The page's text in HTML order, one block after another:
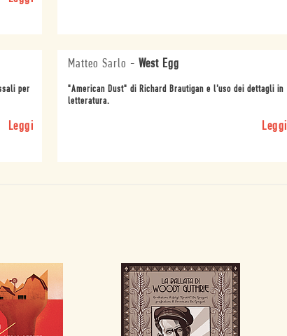
per
Leggi
Matteo Sarlo -West Egg
"American Dust" di Richard Brautigan e l’uso dei dettagli in
letteratura.
Leggi